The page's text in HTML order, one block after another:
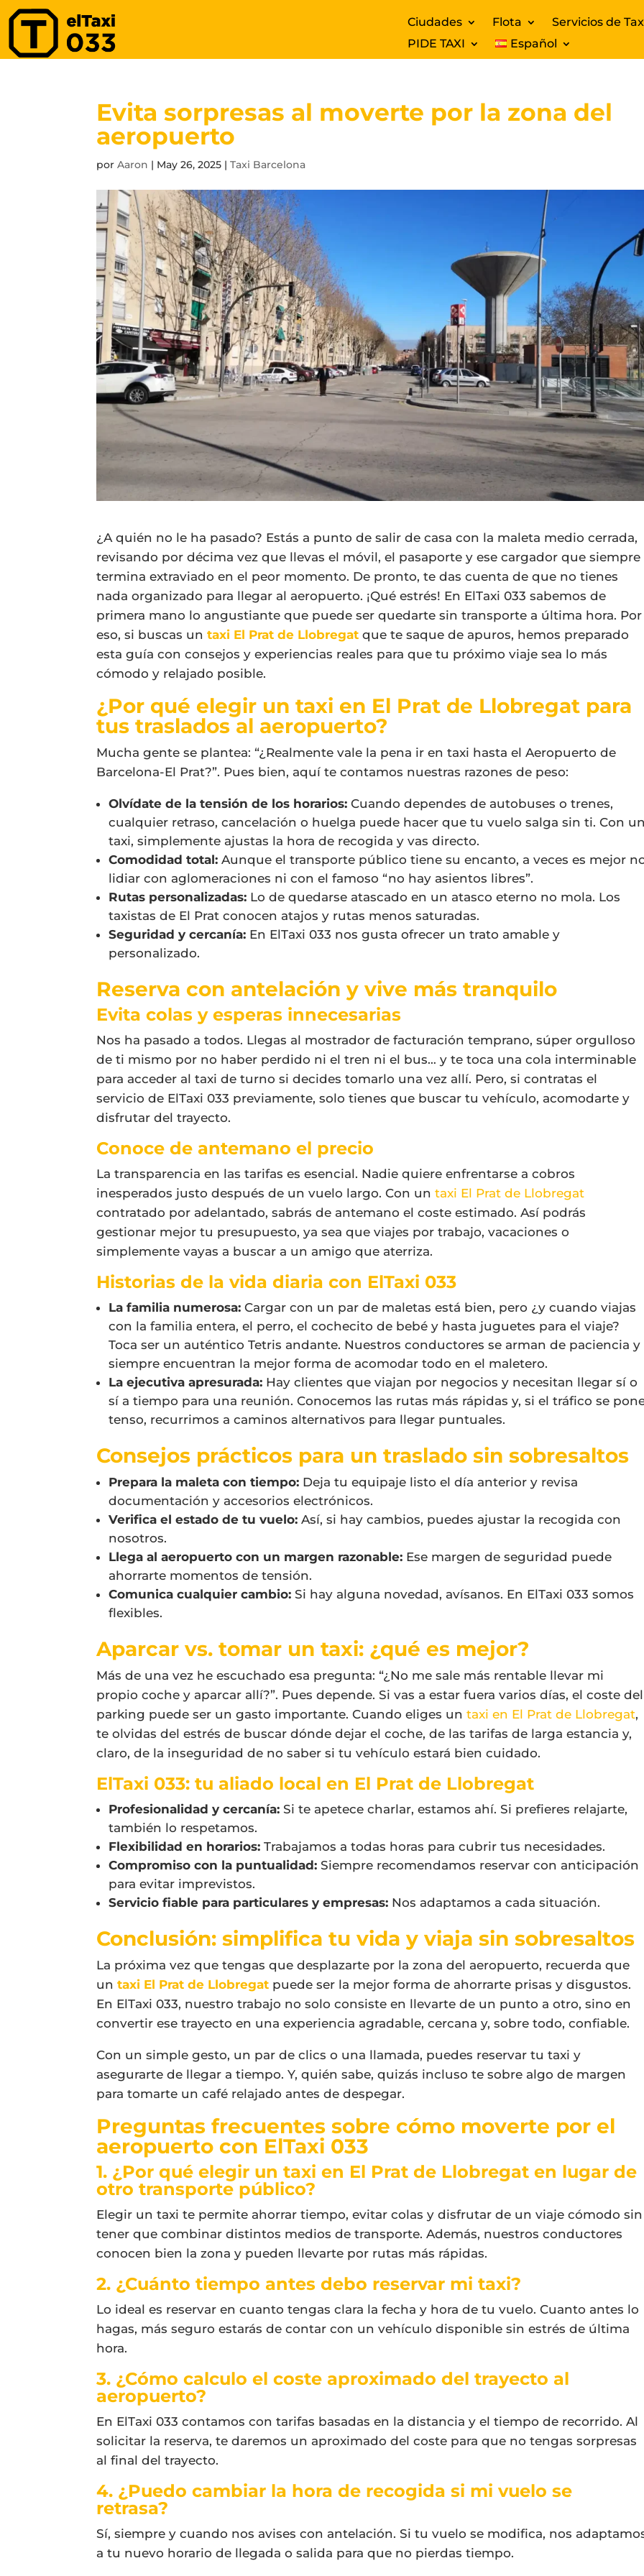
Ciudades Flota
Servicios de
PIDE TAXI
Español
Evita sorpresas al moverte por la zona del
aeropuerto
porAaron | May 26, 2025 |Taxi Barcelona
¿A quién no le ha pasado? Estás a punto de salir de casa con la maleta medio cerrada,
revisando por décima vez que llevas el móvil, el pasaporte y ese cargador que siempre
termina extraviado en el peor momento. De pronto, te das cuenta de que no tienes
nada organizado para llegar al aeropuerto. ¡Qué estrés! En ElTaxi 033 sabemos de
primera mano lo angustiante que puede ser quedarte sin transporte a última hora. Por
eso, si buscas untaxi El Prat de Llobregat que te saque de apuros, hemos preparado
esta guía con consejos y experiencias reales para que tu próximo viaje sea lo más
cómodo y relajado posible.
¿Por qué elegir un taxi en El Prat de Llobregat para
tus traslados al aeropuerto?
Mucha gente se plantea: “¿Realmente vale la pena ir en taxi hasta el Aeropuerto de
Barcelona-El Prat?”. Pues bien, aquí te contamos nuestras razones de peso:
Olvídate de la tensión de los horarios: Cuando dependes de autobuses o trenes,
cualquier retraso, cancelación o huelga puede hacer que tu vuelo salga sin ti. Con
taxi, simplemente ajustas la hora de recogida y vas directo.
Comodidad total: Aunque el transporte público tiene su encanto, a veces es mejor
lidiar con aglomeraciones ni con el famoso “no hay asientos libres”.
Rutas personalizadas: Lo de quedarse atascado en un atasco eterno no mola. Los
taxistas de El Prat conocen atajos y rutas menos saturadas.
Seguridad y cercanía: En ElTaxi 033 nos gusta ofrecer un trato amable y
personalizado.
Reserva con antelación y vive más tranquilo
Evita colas y esperas innecesarias
Nos ha pasado a todos. Llegas al mostrador de facturación temprano, súper orgulloso
de ti mismo por no haber perdido ni el tren ni el bus… y te toca una cola interminable
para acceder al taxi de turno si decides tomarlo una vez allí. Pero, si contratas el
servicio de ElTaxi 033 previamente, solo tienes que buscar tu vehículo, acomodarte y
disfrutar del trayecto.
Conoce de antemano el precio
La transparencia en las tarifas es esencial. Nadie quiere enfrentarse a cobros
inesperados justo después de un vuelo largo. Con untaxi El Prat de Llobregat
contratado por adelantado, sabrás de antemano el coste estimado. Así podrás
gestionar mejor tu presupuesto, ya sea que viajes por trabajo, vacaciones o
simplemente vayas a buscar a un amigo que aterriza.
Historias de la vida diaria con ElTaxi 033
La familia numerosa: Cargar con un par de maletas está bien, pero ¿y cuando viajas
con la familia entera, el perro, el cochecito de bebé y hasta juguetes para el viaje?
Toca ser un auténtico Tetris andante. Nuestros conductores se arman de paciencia y
siempre encuentran la mejor forma de acomodar todo en el maletero.
La ejecutiva apresurada: Hay clientes que viajan por negocios y necesitan llegar sí o
sí a tiempo para una reunión. Conocemos las rutas más rápidas y, si el tráfico se
tenso, recurrimos a caminos alternativos para llegar puntuales.
Consejos prácticos para un traslado sin sobresaltos
Prepara la maleta con tiempo: Deja tu equipaje listo el día anterior y revisa
documentación y accesorios electrónicos.
Verifica el estado de tu vuelo: Así, si hay cambios, puedes ajustar la recogida con
nosotros.
Llega al aeropuerto con un margen razonable: Ese margen de seguridad puede
ahorrarte momentos de tensión.
Comunica cualquier cambio: Si hay alguna novedad, avísanos. En ElTaxi 033 somos
flexibles.
Aparcar vs. tomar un taxi: ¿qué es mejor?
Más de una vez he escuchado esa pregunta: “¿No me sale más rentable llevar mi
propio coche y aparcar allí?”. Pues depende. Si vas a estar fuera varios días, el coste del
parking puede ser un gasto importante. Cuando eliges untaxi en El Prat de Llobregat,
te olvidas del estrés de buscar dónde dejar el coche, de las tarifas de larga estancia y,
claro, de la inseguridad de no saber si tu vehículo estará bien cuidado.
ElTaxi 033: tu aliado local en El Prat de Llobregat
Profesionalidad y cercanía: Si te apetece charlar, estamos ahí. Si prefieres relajarte,
también lo respetamos.
Flexibilidad en horarios: Trabajamos a todas horas para cubrir tus necesidades.
Compromiso con la puntualidad: Siempre recomendamos reservar con anticipación
para evitar imprevistos.
Servicio fiable para particulares y empresas: Nos adaptamos a cada situación.
Conclusión: simplifica tu vida y viaja sin sobresaltos
La próxima vez que tengas que desplazarte por la zona del aeropuerto, recuerda que
untaxi El Prat de Llobregat puede ser la mejor forma de ahorrarte prisas y disgustos.
En ElTaxi 033, nuestro trabajo no solo consiste en llevarte de un punto a otro, sino en
convertir ese trayecto en una experiencia agradable, cercana y, sobre todo, confiable.
Con un simple gesto, un par de clics o una llamada, puedes reservar tu taxi y
asegurarte de llegar a tiempo. Y, quién sabe, quizás incluso te sobre algo de margen
para tomarte un café relajado antes de despegar.
Preguntas frecuentes sobre cómo moverte por el
aeropuerto con ElTaxi 033
1. ¿Por qué elegir un taxi en El Prat de Llobregat en lugar de
otro transporte público?
Elegir un taxi te permite ahorrar tiempo, evitar colas y disfrutar de un viaje cómodo sin
tener que combinar distintos medios de transporte. Además, nuestros conductores
conocen bien la zona y pueden llevarte por rutas más rápidas.
2. ¿Cuánto tiempo antes debo reservar mi taxi?
Lo ideal es reservar en cuanto tengas clara la fecha y hora de tu vuelo. Cuanto antes lo
hagas, más seguro estarás de contar con un vehículo disponible sin estrés de última
hora.
3. ¿Cómo calculo el coste aproximado del trayecto al
aeropuerto?
En ElTaxi 033 contamos con tarifas basadas en la distancia y el tiempo de recorrido. Al
solicitar la reserva, te daremos un aproximado del coste para que no tengas sorpresas
al final del trayecto.
4. ¿Puedo cambiar la hora de recogida si mi vuelo se
retrasa?
Sí, siempre y cuando nos avises con antelación. Si tu vuelo se modifica, nos
a tu nuevo horario de llegada o salida para que no pierdas tiempo.